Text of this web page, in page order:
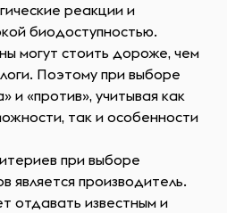
реакции и
биодоступностью.
могут стоить дороже, чем
Поэтому при выборе
и «против», учитывая как
так и особенности
при выборе
является производитель.
отдавать известным и